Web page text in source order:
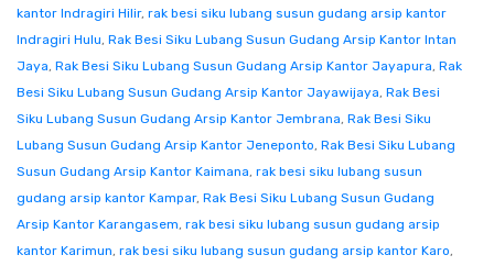
kantor Indragiri Hilir, rak besi siku lubang susun gudang arsip kantor
Indragiri Hulu, Rak Besi Siku Lubang Susun Gudang Arsip Kantor Intan
Jaya, Rak Besi Siku Lubang Susun Gudang Arsip Kantor Jayapura, Rak
Besi Siku Lubang Susun Gudang Arsip Kantor Jayawijaya, Rak Besi
Siku Lubang Susun Gudang Arsip Kantor Jembrana, Rak Besi Siku
Lubang Susun Gudang Arsip Kantor Jeneponto, Rak Besi Siku Lubang
Susun Gudang Arsip Kantor Kaimana, rak besi siku lubang susun
gudang arsip kantor Kampar, Rak Besi Siku Lubang Susun Gudang
Arsip Kantor Karangasem, rak besi siku lubang susun gudang arsip
kantor Karimun, rak besi siku lubang susun gudang arsip kantor Karo,